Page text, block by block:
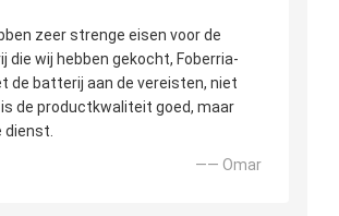
zeer strenge eisen voor de
die wij hebben gekocht, Foberria-
de batterij aan de vereisten, niet
de productkwaliteit goed, maar
dienst.
—— Omar